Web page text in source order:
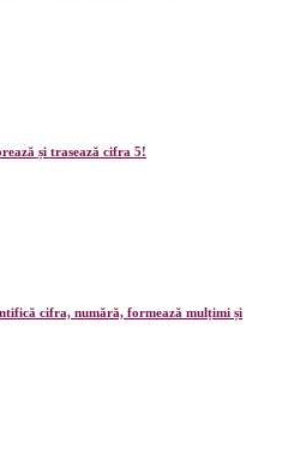
și trasează cifra 5!
cifra, numără, formează mulțimi și